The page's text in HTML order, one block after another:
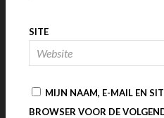
SITE
MIJN NAAM, E-MAIL EN
BROWSER VOOR DE